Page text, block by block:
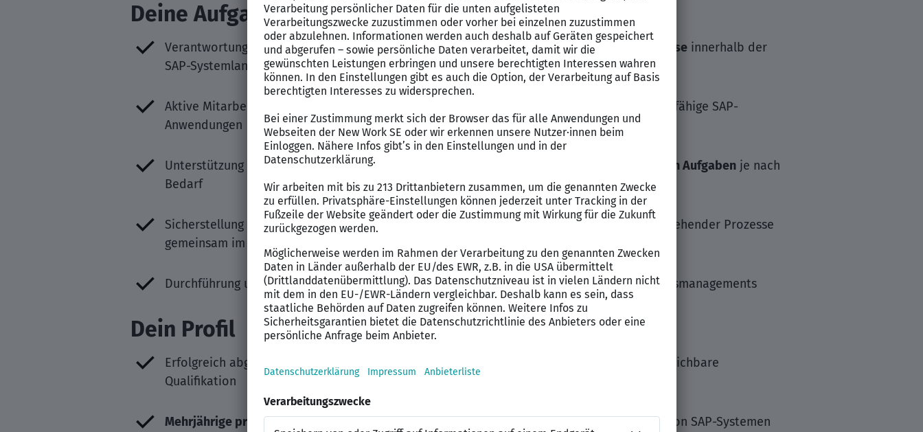
Deine Aufgaben
Verantwortung für diefachliche Betreuung und Weiterentwicklung der Bilanzierungsprozesse innerhalb der
SAP-Systemlandschaft (u. a. ERP, AFI, BW)
Aktive Mitarbeit in
mit Fokus auf zukunftsfähige SAP-
Anwendungen
Unterstützung und Übernahme vonabstimmenden, koordinierenden und projektbezogenen Aufgaben je nach
Bedarf
Sicherstellung einesstabilen Applikationsbetriebs
sowie kontinuierliche Optimierung bestehender Prozesse
gemeinsam im Team
Durchführung und Begleitung vonTests, Changes und Releasesim Rahmen des Anwendungsmanagements
Dein Profil
Erfolgreich abgeschlossenes
oder eine vergleichbare
Qualifikation
Mehrjährige praktische Erfahrungin vergleichbaren Aufgabenstellungen sowie im Umfeld von SAP-Systemen